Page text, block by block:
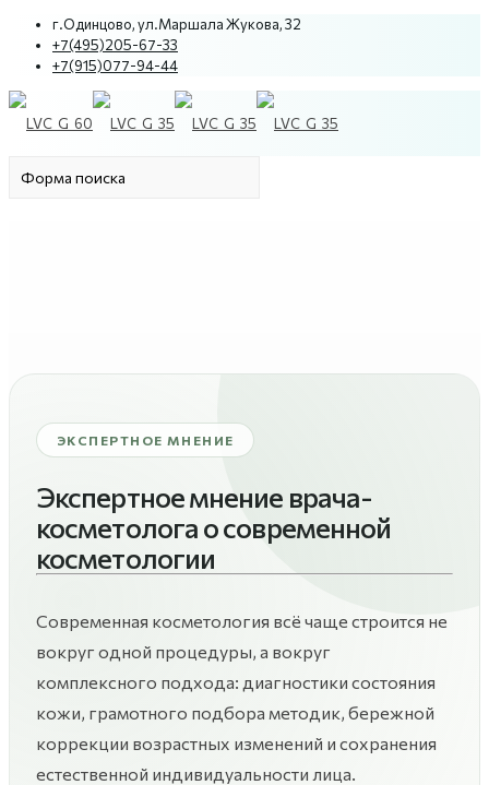
г.Одинцово, ул.Маршала Жукова, 32
+7(495)205-67-33
+7(915)077-94-44
ЭКСПЕРТНОЕ МНЕНИЕ
Экспертное мнение врача-
косметолога о современной
косметологии
Современная косметология всё чаще строится не
вокруг одной процедуры, а вокруг
комплексного подхода: диагностики состояния
кожи, грамотного подбора методик, бережной
коррекции возрастных изменений и сохранения
естественной индивидуальности лица.